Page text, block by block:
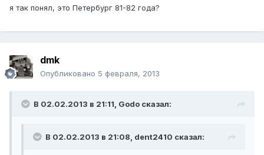
я так понял, это Петербург 81-82 года?
dmk
Опубликовано 5 февраля, 2013
В 02.02.2013 в 21:11, Godo сказал:
В 02.02.2013 в 21:08, dent2410 сказал: